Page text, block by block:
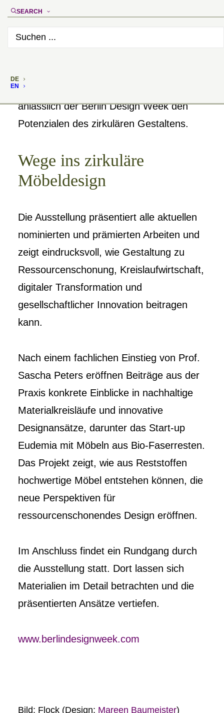
SEARCH
DE
ENVeranstaltung im Kunstgewerbemuseum
anlässlich der Berlin Design Week den
Potenzialen des zirkulären Gestaltens.
Wege ins zirkuläre
Möbeldesign
Die Ausstellung präsentiert alle aktuellen
nominierten und prämierten Arbeiten und
zeigt eindrucksvoll, wie Gestaltung zu
Ressourcenschonung, Kreislaufwirtschaft,
digitaler Transformation und
gesellschaftlicher Innovation beitragen
kann.
Nach einem fachlichen Einstieg von Prof.
Sascha Peters eröffnen Beiträge aus der
Praxis konkrete Einblicke in nachhaltige
Materialkreisläufe und innovative
Designansätze, darunter das Start-up
Eudemia mit Möbeln aus Bio‑Faserresten.
Das Projekt zeigt, wie aus Reststoffen
hochwertige Möbel entstehen können, die
neue Perspektiven für
ressourcenschonendes Design eröffnen.
Im Anschluss findet ein Rundgang durch
die Ausstellung statt. Dort lassen sich
Materialien im Detail betrachten und die
präsentierten Ansätze vertiefen.
www.berlindesignweek.com
Bild: Flock (Design: Mareen Baumeister)